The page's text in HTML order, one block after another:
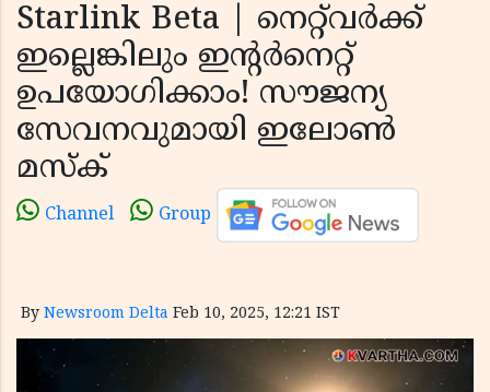
Starlink Beta | നെറ്റ്‌വർക്ക്
ഇല്ലെങ്കിലും ഇന്റർനെറ്റ്
ഉപയോഗിക്കാം! സൗജന്യ
സേവനവുമായി ഇലോൺ
മസ്‌ക്
Channel Group
By Newsroom Delta Feb 10, 2025, 12:21 IST